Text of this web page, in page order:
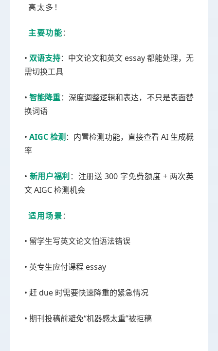
高太多！
主要功能：
• 双语支持：中文论文和英文 essay 都能处理，无
需切换工具
•智能降重：深度调整逻辑和表达，不只是表面替
换词语
• AIGC 检测 ：内置检测功能，直接查看 AI 生成概
率
• 新用户福利 ：注册送 300 字免费额度 + 两次英
文 AIGC 检测机会
适用场景：
• 留学生写英文论文怕语法错误
• 英专生应付课程 essay
• 赶 due 时需要快速降重的紧急情况
• 期刊投稿前避免“机器感太重”被拒稿